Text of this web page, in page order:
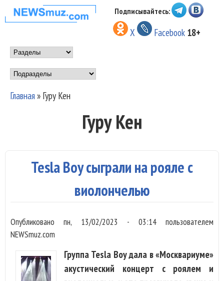
Перейти к основному
содержанию
НОВОСТИ
МУЗЫКИ И
ШОУ БИЗНЕСА
NEWSMUZ.COM
Подписывайтесь:
X Facebook 18+
Main menu
Подразделы
Вы здесь
Главная» Гуру Кен
Гуру Кен
Tesla Boy сыграли на рояле с
виолончелью
Опубликованопн, 13/02/2023 - 03:14пользователем
NEWSmuz.com
Группа Tesla Boy дала в «Москвариуме»
акустический концерт с роялем и